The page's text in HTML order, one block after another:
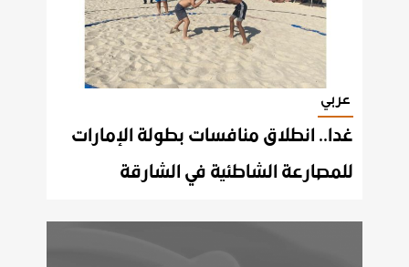
عربي
غدا.. انطلاق منافسات بطولة الإمارات
للمصارعة الشاطئية في الشارقة